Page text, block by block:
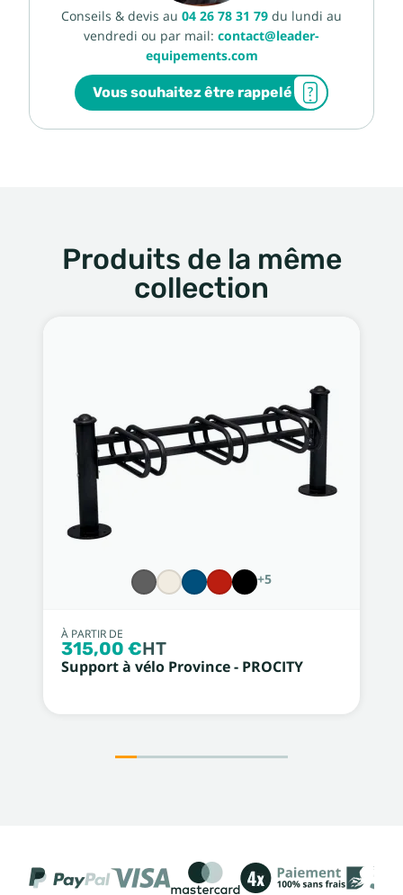
Conseils & devis au 04 26 78 31 79 du lundi au
vendredi ou par mail: contact@leader-
equipements.com
Vous souhaitez être rappelé
Produits de la même
collection
+5
À PARTIR DE
315,00 €HT
Support à vélo Province - PROCITY